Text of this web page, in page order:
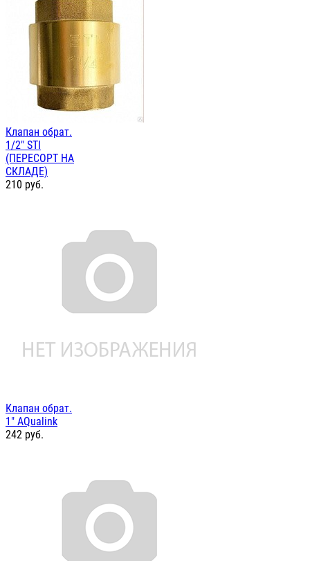
Клапан обрат.
1/2" STI
(ПЕРЕСОРТ НА
СКЛАДЕ)
210 руб.
Клапан обрат.
1" AQualink
242 руб.